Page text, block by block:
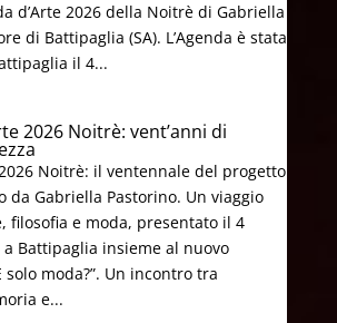
d’Arte 2026 della Noitrè di Gabriella
di Battipaglia (SA). L’Agenda è stata
il 4...
2026 Noitrè: vent’anni di
Noitrè: il ventennale del progetto
da Gabriella Pastorino. Un viaggio
filosofia e moda, presentato il 4
Battipaglia insieme al nuovo
solo moda?”. Un incontro tra
e...